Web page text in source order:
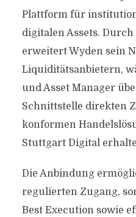
Plattform für
digitalen Assets.
erweitert Wyden sein
Liquiditätsanbietern,
und Asset Manager
Schnittstelle direkten
konformen
Stuttgart Digital
Die Anbindung
regulierten Zugang,
Best Execution sowie